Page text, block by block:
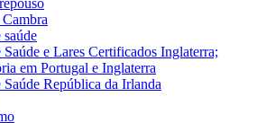
saúde
Saúde e Lares Certificados Inglaterra;
em Portugal e Inglaterra
Saúde República da Irlanda